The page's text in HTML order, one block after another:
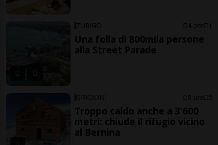
ZURIGO 4 ore 1
Una folla di 800mila persone
alla Street Parade
GRIGIONI 9 ore 5
Troppo caldo anche a 3'600
metri: chiude il rifugio vicino
al Bernina